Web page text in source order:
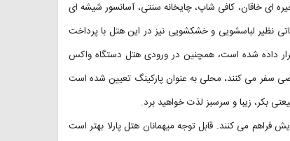
است، مانند پذیرش ۲۴ ساعته، رستوران زنجیره ای خاقان، کافی شاپ، چایخانه سنتی، آسانسور شیشه ای
نظیر لباسشویی و خشکشویی نیز در این هتل با پرداخت
قرار داده شده است، همچنین در ورودی هتل دستگاه واکس
سفر می کنند، محلی به عنوان پارکینگ تعیین شده است
فراهم می کنند. قابل توجه میهمانان هتل پارلا بهتر است